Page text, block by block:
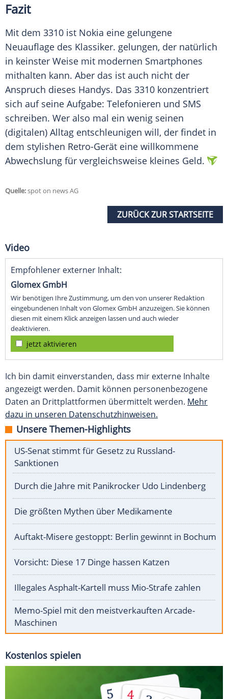
Fazit
Mit dem 3310 ist Nokia eine gelungene
Neuauflage des Klassiker. gelungen, der natürlich
in keinster Weise mit modernen Smartphones
mithalten kann. Aber das ist auch nicht der
Anspruch dieses Handys. Das 3310 konzentriert
sich auf seine Aufgabe: Telefonieren und SMS
schreiben. Wer also mal ein wenig seinen
(digitalen) Alltag entschleunigen will, der findet in
dem stylishen Retro-Gerät eine willkommene
Abwechslung für vergleichsweise kleines Geld.
Quelle:spot on news AG
ZURÜCK ZUR STARTSEITE
Video
Empfohlener externer Inhalt:
Glomex GmbH
Wir benötigen Ihre Zustimmung, um den von unserer Redaktion
eingebundenen Inhalt von Glomex GmbH anzuzeigen. Sie können
diesen mit einem Klick anzeigen lassen und auch wieder
deaktivieren.
jetzt aktivieren
Ich bin damit einverstanden, dass mir externe Inhalte
angezeigt werden. Damit können personenbezogene
Daten an Drittplattformen übermittelt werden. Mehr
dazu in unseren Datenschutzhinweisen.
Unsere Themen-Highlights
US-Senat stimmt für Gesetz zu Russland-
Sanktionen
Durch die Jahre mit Panikrocker Udo Lindenberg
Die größten Mythen über Medikamente
Auftakt-Misere gestoppt: Berlin gewinnt in Bochum
Vorsicht: Diese 17 Dinge hassen Katzen
Illegales Asphalt-Kartell muss Mio-Strafe zahlen
Memo-Spiel mit den meistverkauften Arcade-
Maschinen
Kostenlos spielen